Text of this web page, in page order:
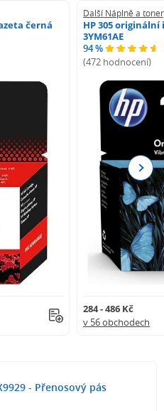
černá
Další Náplně a
HP 305
3YM61AE
94 %
(472 hodnocení)
284 - 486 Kč
v 56 obchodech
Next
- Přenosový pás